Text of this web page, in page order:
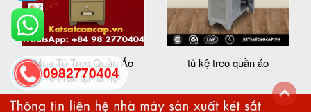
Mua Tủ Treo Quần Áo
rẻ nhất tại hà nội
tủ kệ treo quần áo
0982770404